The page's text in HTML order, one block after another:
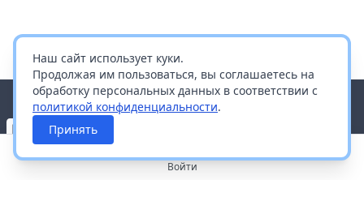
Наш сайт использует куки.
Продолжая им пользоваться, вы соглашаетесь на
обработку персональных данных в соответствии с
политикой конфиденциальности.
Принять
Войти